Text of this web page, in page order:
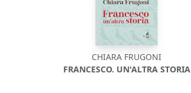
CHIARA FRUGONI
FRANCESCO. UN'ALTRA STORIA